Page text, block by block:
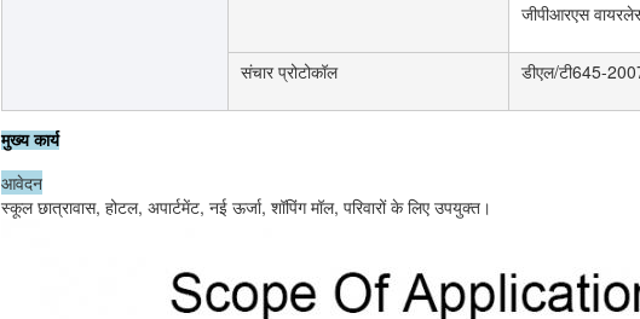
जीपीआरएस
संचार प्रोटोकॉल डीएल/टी645-
मुख्य कार्य
आवेदन
स्कूल छात्रावास, होटल, अपार्टमेंट, नई ऊर्जा, शॉपिंग मॉल, परिवारों के लिए उपयुक्त।